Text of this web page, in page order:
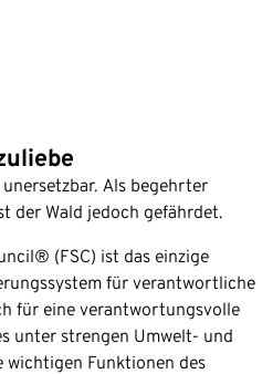
Als begehrter
der Wald jedoch gefährdet.
(FSC) ist das einzige
für verantwortliche
für eine verantwortungsvolle
unter strengen Umwelt- und
wichtigen Funktionen des